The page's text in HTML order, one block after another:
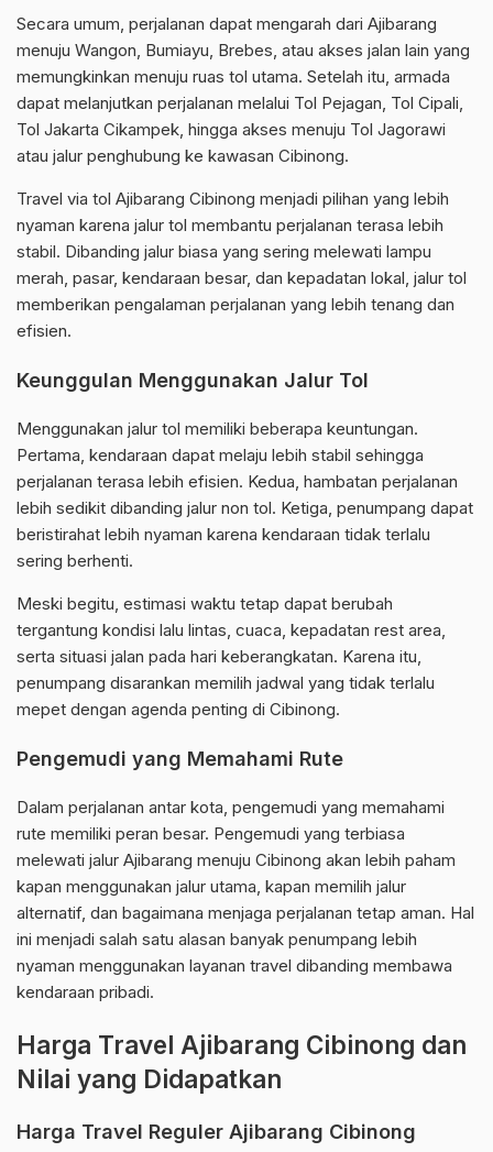
Secara umum, perjalanan dapat mengarah dari Ajibarang
menuju Wangon, Bumiayu, Brebes, atau akses jalan lain yang
memungkinkan menuju ruas tol utama. Setelah itu, armada
dapat melanjutkan perjalanan melalui Tol Pejagan, Tol Cipali,
Tol Jakarta Cikampek, hingga akses menuju Tol Jagorawi
atau jalur penghubung ke kawasan Cibinong.
Travel via tol Ajibarang Cibinong menjadi pilihan yang lebih
nyaman karena jalur tol membantu perjalanan terasa lebih
stabil. Dibanding jalur biasa yang sering melewati lampu
merah, pasar, kendaraan besar, dan kepadatan lokal, jalur tol
memberikan pengalaman perjalanan yang lebih tenang dan
efisien.
Keunggulan Menggunakan Jalur Tol
Menggunakan jalur tol memiliki beberapa keuntungan.
Pertama, kendaraan dapat melaju lebih stabil sehingga
perjalanan terasa lebih efisien. Kedua, hambatan perjalanan
lebih sedikit dibanding jalur non tol. Ketiga, penumpang dapat
beristirahat lebih nyaman karena kendaraan tidak terlalu
sering berhenti.
Meski begitu, estimasi waktu tetap dapat berubah
tergantung kondisi lalu lintas, cuaca, kepadatan rest area,
serta situasi jalan pada hari keberangkatan. Karena itu,
penumpang disarankan memilih jadwal yang tidak terlalu
mepet dengan agenda penting di Cibinong.
Pengemudi yang Memahami Rute
Dalam perjalanan antar kota, pengemudi yang memahami
rute memiliki peran besar. Pengemudi yang terbiasa
melewati jalur Ajibarang menuju Cibinong akan lebih paham
kapan menggunakan jalur utama, kapan memilih jalur
alternatif, dan bagaimana menjaga perjalanan tetap aman. Hal
ini menjadi salah satu alasan banyak penumpang lebih
nyaman menggunakan layanan travel dibanding membawa
kendaraan pribadi.
Harga Travel Ajibarang Cibinong dan
Nilai yang Didapatkan
Harga Travel Reguler Ajibarang Cibinong